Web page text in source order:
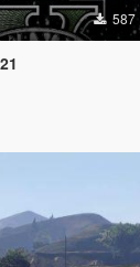
587